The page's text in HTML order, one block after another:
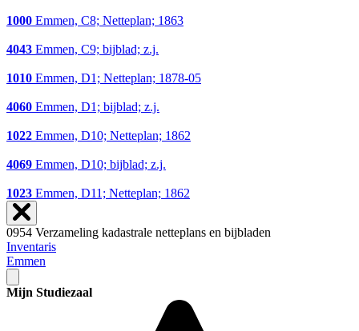
1000 Emmen, C8; Netteplan; 1863
4043 Emmen, C9; bijblad; z.j.
1010 Emmen, D1; Netteplan; 1878-05
4060 Emmen, D1; bijblad; z.j.
1022 Emmen, D10; Netteplan; 1862
4069 Emmen, D10; bijblad; z.j.
1023 Emmen, D11; Netteplan; 1862
0954 Verzameling kadastrale netteplans en bijbladen
Inventaris
Emmen
Mijn Studiezaal